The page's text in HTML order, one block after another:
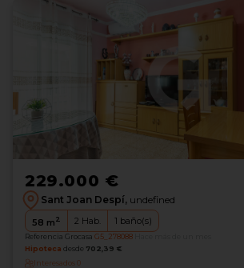
229.000 €
Sant Joan Despí, undefined
58 m2 2 Hab. 1 baño(s)
Referencia Grocasa G5_278088
Hipoteca desde 702,39 €
Interesados0